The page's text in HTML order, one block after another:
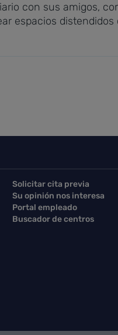
con sus amigos,
espacios distendidos
Solicitar cita previa
Su opinión nos interesa
Portal empleado
Buscador de centros